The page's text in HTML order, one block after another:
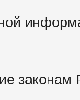
законам